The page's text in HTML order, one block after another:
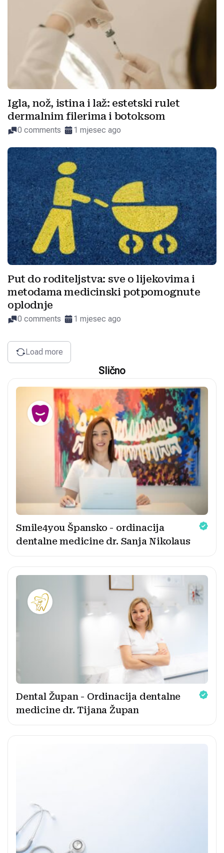
Igla, nož, istina i laž: estetski rulet
dermalnim filerima i botoksom
0 comments 1 mjesec ago
Put do roditeljstva: sve o lijekovima i
metodama medicinski potpomognute
oplodnje
0 comments 1 mjesec ago
Load more
Slično
Smile4you Špansko - ordinacija
dentalne medicine dr. Sanja Nikolaus
Dental Župan - Ordinacija dentalne
medicine dr. Tijana Župan